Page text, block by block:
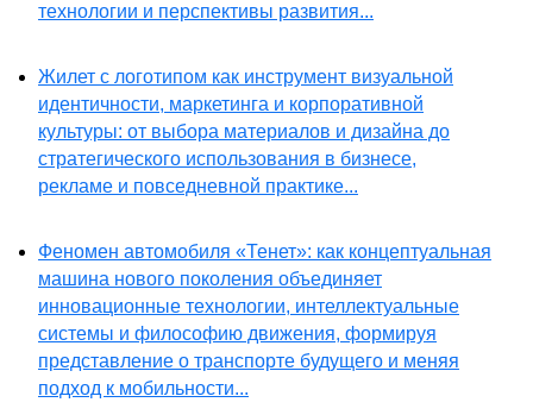
технологии и перспективы развития...
Жилет с логотипом как инструмент визуальной
идентичности, маркетинга и корпоративной
культуры: от выбора материалов и дизайна до
стратегического использования в бизнесе,
рекламе и повседневной практике...
Феномен автомобиля «Тенет»: как концептуальная
машина нового поколения объединяет
инновационные технологии, интеллектуальные
системы и философию движения, формируя
представление о транспорте будущего и меняя
подход к мобильности...